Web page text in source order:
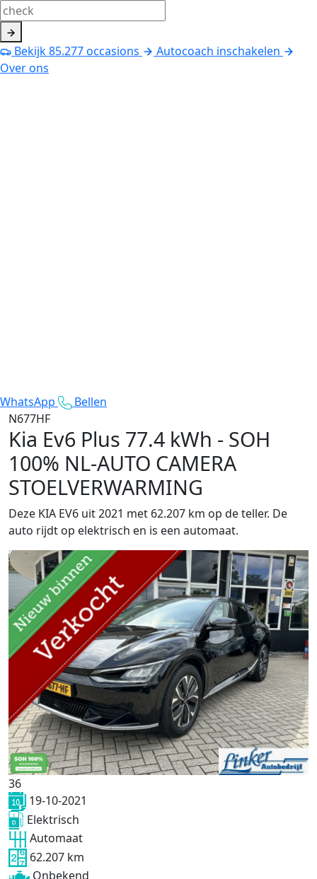
Bekijk85.277occasions
Autocoach inschakelen
Over ons
WhatsApp
Bellen
N677HF
Kia Ev6 Plus 77.4 kWh - SOH
100% NL-AUTO CAMERA
STOELVERWARMING
Deze KIA EV6 uit 2021 met 62.207 km op de teller. De
auto rijdt op elektrisch en is een automaat.
36
19-10-2021
Elektrisch
Automaat
62.207 km
Onbekend